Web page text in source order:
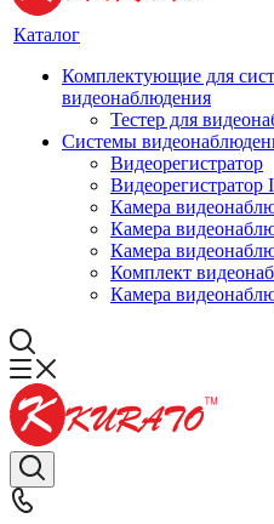
Каталог
Комплектующие для
видеонаблюдения
Тестер для
Системы
Видеорегистратор
Видеорегистратор
Камера
Камера
Камера
Комплект
Камера